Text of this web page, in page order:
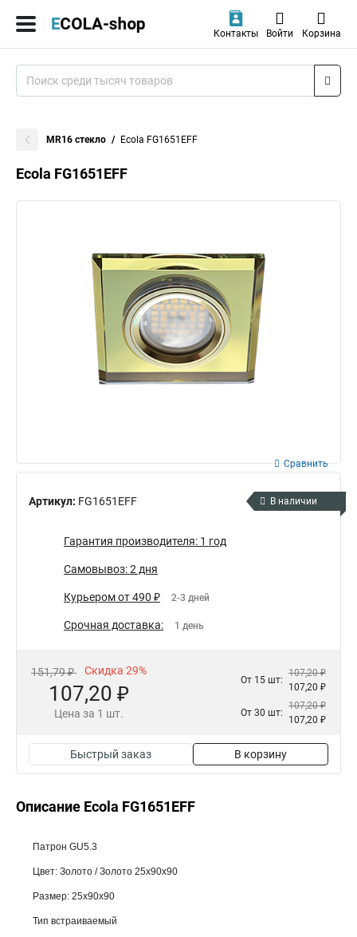
Контакты Войти Корзина
MR16 стекло Ecola FG1651EFF
Ecola FG1651EFF
Артикул: FG1651EFF
Сравнить
В наличии
Гарантия производителя: 1 год
Самовывоз: 2 дня
Курьером от 490 ₽ 2-3 дней
Срочная доставка: 1 день
151,79 ₽ Скидка 29%
107,20 ₽
Цена за 1 шт.
От 15 шт:
107,20 ₽
107,20 ₽
От 30 шт:
107,20 ₽
107,20 ₽
Быстрый заказ В корзину
Описание Ecola FG1651EFF
Патрон GU5.3
Цвет: Золото / Золото 25x90x90
Размер: 25x90x90
Тип встраиваемый